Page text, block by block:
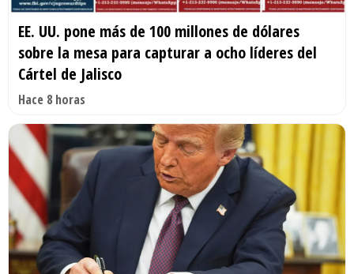
EE. UU. pone más de 100 millones de dólares
sobre la mesa para capturar a ocho líderes del
Cártel de Jalisco
Hace 8 horas